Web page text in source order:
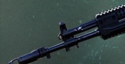
Малая Слободка, Толстодубово и
В Харьковской области нанесено
двух тяжёлых механизированных,
и бригады теробороны в районе
Бурлук, Мартовое, Нестерное,
Салтов Харьковской области.
ВСУ потеряли до 200